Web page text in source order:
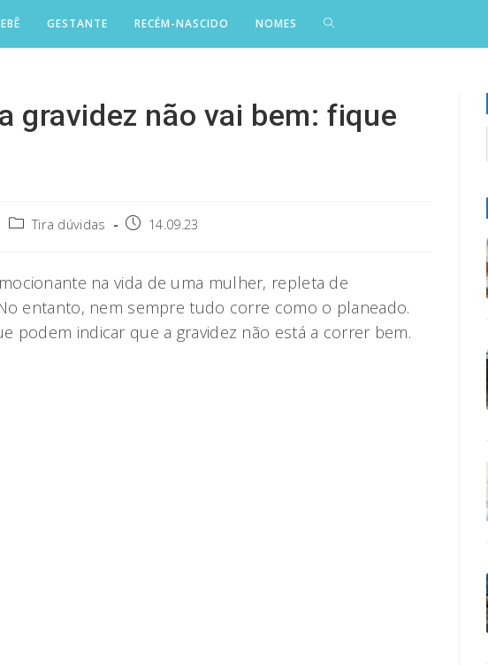
GESTANTE RECÉM-NASCIDO NOMES
gravidez não vai bem: fique
PostTira dúvidas
Post14.09.23
na vida de uma mulher, repleta de
entanto, nem sempre tudo corre como o planeado.
podem indicar que a gravidez não está a correr bem.